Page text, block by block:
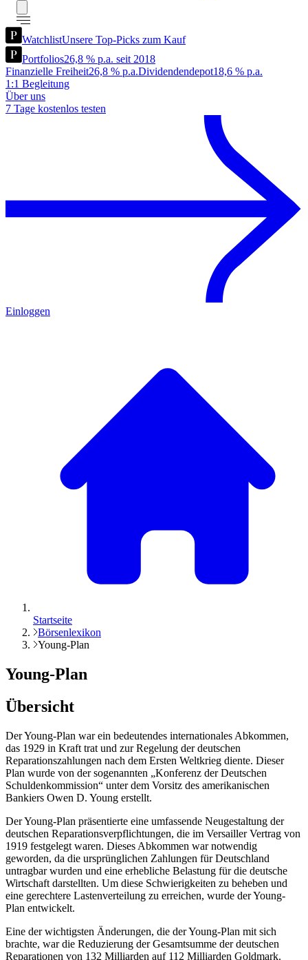
WatchlistUnsere Top-Picks zum Kauf
Portfolios26,8 % p.a. seit 2018
Finanzielle Freiheit26,8 % p.a.Dividendendepot18,6 % p.a.
1:1 Begleitung
Über uns
7 Tage kostenlos testen
Einloggen
Startseite
Börsenlexikon
Young-Plan
Young-Plan
Übersicht
Der Young-Plan war ein bedeutendes internationales Abkommen,
das 1929 in Kraft trat und zur Regelung der deutschen
Reparationszahlungen nach dem Ersten Weltkrieg diente. Dieser
Plan wurde von der sogenannten „Konferenz der Deutschen
Schuldenkommission“ unter dem Vorsitz des amerikanischen
Bankiers Owen D. Young erstellt.
Der Young-Plan präsentierte eine umfassende Neugestaltung der
deutschen Reparationsverpflichtungen, die im Versailler Vertrag von
1919 festgelegt waren. Dieses Abkommen war notwendig
geworden, da die ursprünglichen Zahlungen für Deutschland
untragbar wurden und eine erhebliche Belastung für die deutsche
Wirtschaft darstellten. Um diese Schwierigkeiten zu beheben und
eine gerechtere Lastenverteilung zu erreichen, wurde der Young-
Plan entwickelt.
Eine der wichtigsten Änderungen, die der Young-Plan mit sich
brachte, war die Reduzierung der Gesamtsumme der deutschen
Reparationen von 132 Milliarden auf 112 Milliarden Goldmark.